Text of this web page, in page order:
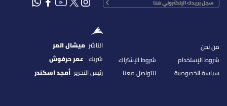
من نحن
شروط الإستخدام
سياسة الخصوصية
شروط الإشتراك
للتواصل معنا
الناشر ميشال المر
شريك عمر حرفوش
رئيس التحرير أمجد اسكندر